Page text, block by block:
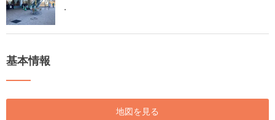
・
基本情報
地図を見る